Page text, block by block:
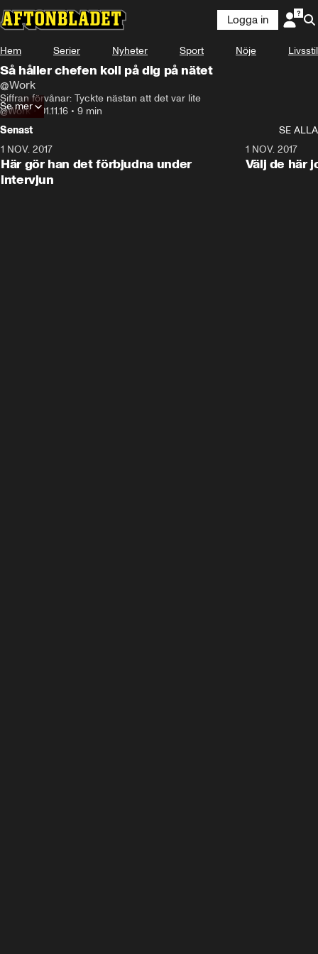
Logga in
Hem Serier Nyheter Sport Nöje Livsstil
Så håller chefen koll på dig på nätet
@Work
Siffran förvånar: Tyckte nästan att det var lite
@Work•01.11.16 • 9 min
Se mer
Senast
SE ALLA
1 NOV. 2017
Här gör han det förbjudna under
intervjun
1 NOV. 2017
Välj de här